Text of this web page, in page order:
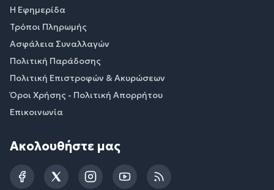
Η Εφημερίδα
Τρόποι Πληρωμής
Ασφάλεια Συναλλαγών
Πολιτική Παράδοσης
Πολιτική Επιστροφών & Ακυρώσεων
Όροι Χρήσης - Πολιτική Απορρήτου
Επικοινωνία
Ακολουθήστε μας
FacebookTwitterInstagramYouTubeRSS